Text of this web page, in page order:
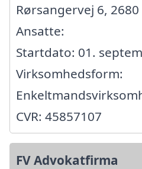
Rørsangervej 6, 2680
Ansatte:
Startdato: 01.
Virksomhedsform:
CVR: 45857107
FV Advokatfirma